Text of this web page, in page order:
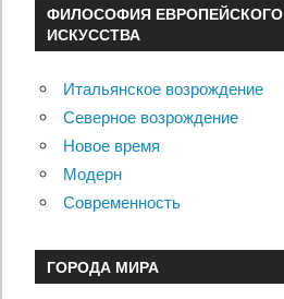
ФИЛОСОФИЯ ЕВРОПЕЙСКОГО
ИСКУССТВА
Итальянское возрождение
Северное возрождение
Новое время
Модерн
Современность
ГОРОДА МИРА